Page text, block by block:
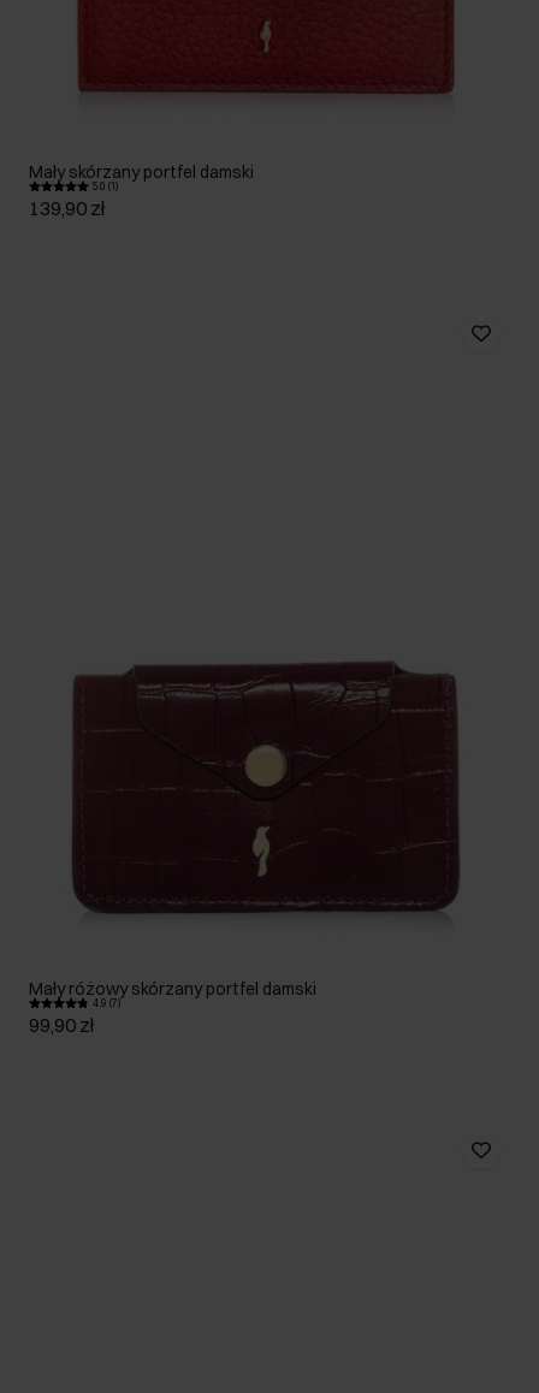
Mały skórzany portfel damski
5.0 (1)
139,90 zł
Mały różowy skórzany portfel damski
4.9 (7)
99,90 zł